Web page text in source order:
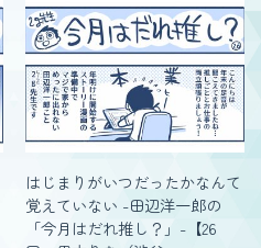
はじまりがいつだったかなんて
覚えていない -田辺洋一郎の
「今月はだれ推し？」-【26